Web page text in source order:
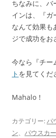
ちなみに、バ
インは、『ガ
なんて効果も
ジで成功をお
今なら『チー
ト を見てくだ
Mahalo！
カテゴリー:パ
ン、 パウスカ